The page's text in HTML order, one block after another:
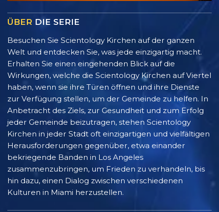
ÜBER DIE SERIE
Besuchen Sie Scientology Kirchen auf der ganzen
Welt und entdecken Sie, was jede einzigartig macht.
Erhalten Sie einen eingehenden Blick auf die
Wirkungen, welche die Scientology Kirchen auf Viertel
haben, wenn sie ihre Türen öffnen und ihre Dienste
zur Verfügung stellen, um der Gemeinde zu helfen. In
Anbetracht des Ziels, zur Gesundheit und zum Erfolg
jeder Gemeinde beizutragen, stehen Scientology
Kirchen in jeder Stadt oft einzigartigen und vielfältigen
Herausforderungen gegenüber, etwa einander
bekriegende Banden in Los Angeles
zusammenzubringen, um Frieden zu verhandeln, bis
hin dazu, einen Dialog zwischen verschiedenen
Kulturen in Miami herzustellen.